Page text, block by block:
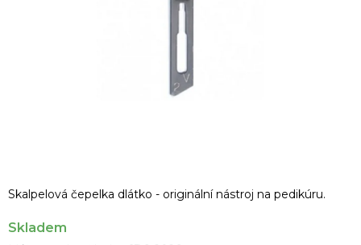
Skalpelová čepelka dlátko - originální nástroj na pedikúru.
Skladem